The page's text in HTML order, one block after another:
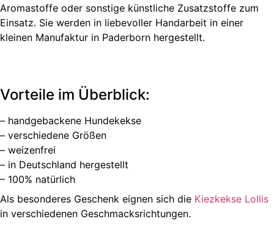
Aromastoffe oder sonstige künstliche Zusatzstoffe zum
Einsatz. Sie werden in liebevoller Handarbeit in einer
kleinen Manufaktur in Paderborn hergestellt.
Vorteile im Überblick:
– handgebackene Hundekekse
– verschiedene Größen
– weizenfrei
– in Deutschland hergestellt
– 100% natürlich
Als besonderes Geschenk eignen sich die Kiezkekse Lollis
in verschiedenen Geschmacksrichtungen.